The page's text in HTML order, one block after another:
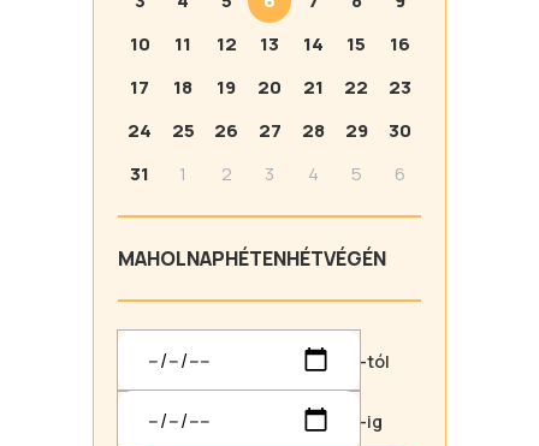
10
11 12 13 14 15
16
17
18 19 20 21 22
23
24
25 26 27 28 29
30
31
1 2 3 4 5 6
MAHOLNAPHÉTENHÉTVÉGÉN
-tól
-ig